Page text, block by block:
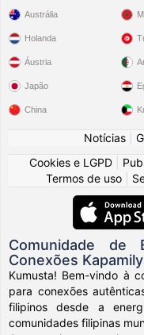
Austrália
Holanda
Áustria
Japão
China
Notícias
Cookies e LGPD
Termos de uso
Comunidade de
Conexões
Kumusta! Bem-vindo à
para conexões
filipinos desde a
comunidades filipinas